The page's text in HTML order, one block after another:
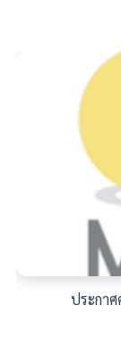
ประกา